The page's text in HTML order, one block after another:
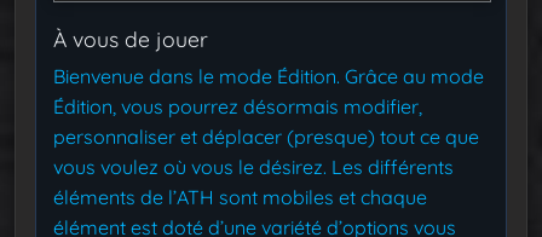
À vous de jouer
Bienvenue dans le mode Édition. Grâce au mode
Édition, vous pourrez désormais modifier,
personnaliser et déplacer (presque) tout ce que
vous voulez où vous le désirez. Les différents
éléments de l’ATH sont mobiles et chaque
élément est doté d’une variété d’options vous